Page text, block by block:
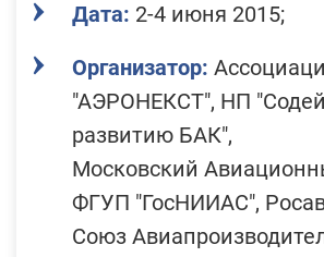
Дата: 2-4 июня 2015;
Организатор:
"АЭРОНЕКСТ", НП
развитию БАК",
Московский
ФГУП "ГосНИИАС",
Союз